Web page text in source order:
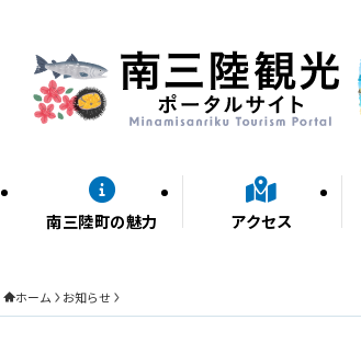
南三陸町の魅力 アクセス
ホーム お知らせ